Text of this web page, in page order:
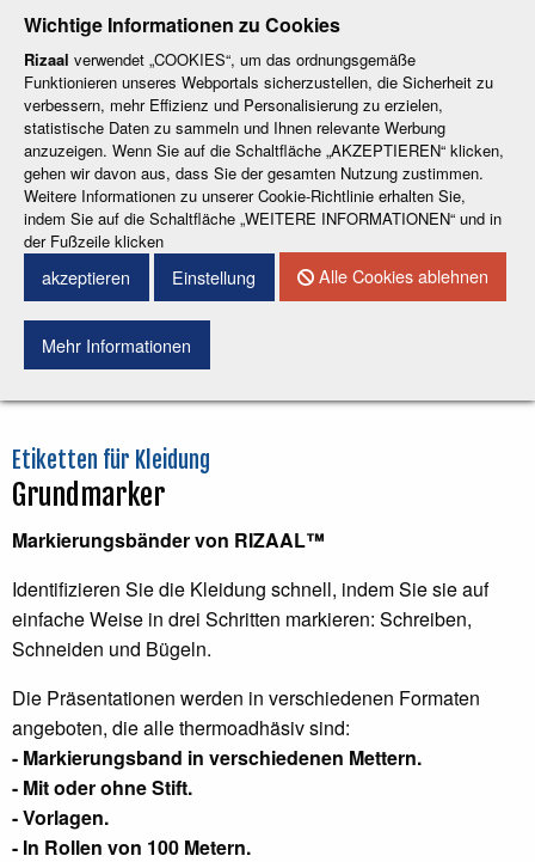
Wichtige Informationen zu Cookies
Rizaal verwendet „COOKIES“, um das ordnungsgemäße
Funktionieren unseres Webportals sicherzustellen, die Sicherheit zu
verbessern, mehr Effizienz und Personalisierung zu erzielen,
statistische Daten zu sammeln und Ihnen relevante Werbung
anzuzeigen. Wenn Sie auf die Schaltfläche „AKZEPTIEREN“ klicken,
gehen wir davon aus, dass Sie der gesamten Nutzung zustimmen.
Weitere Informationen zu unserer Cookie-Richtlinie erhalten Sie,
indem Sie auf die Schaltfläche „WEITERE INFORMATIONEN“ und in
der Fußzeile klicken
akzeptieren Einstellung Alle Cookies ablehnen
Mehr Informationen
- ESP-ENG-CAT-FRA
KONTAKT
Menu
Etiketten für Kleidung
Grundmarker
Markierungsbänder von RIZAAL™
Identifizieren Sie die Kleidung schnell, indem Sie sie auf
einfache Weise in drei Schritten markieren: Schreiben,
Schneiden und Bügeln.
Die Präsentationen werden in verschiedenen Formaten
angeboten, die alle thermoadhäsiv sind:
- Markierungsband in verschiedenen Mettern.
- Mit oder ohne Stift.
- Vorlagen.
- In Rollen von 100 Metern.